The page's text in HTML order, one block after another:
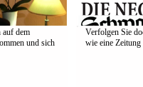
auf dem
und sich
Verfolgen Sie
wie eine Zeitung